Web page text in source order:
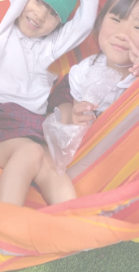
課外教室